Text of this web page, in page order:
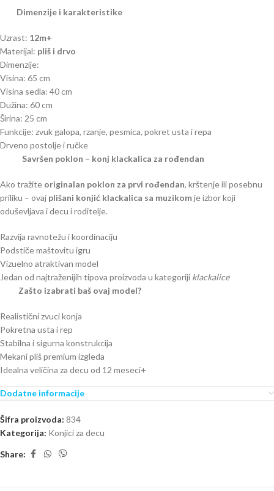
Dimenzije i karakteristike
Uzrast: 12m+
Materijal: pliš i drvo
Dimenzije:
Visina: 65 cm
Visina sedla: 40 cm
Dužina: 60 cm
Širina: 25 cm
Funkcije: zvuk galopa, rzanje, pesmica, pokret usta i repa
Drveno postolje i ručke
Savršen poklon – konj klackalica za rođendan
Ako tražite originalan poklon za prvi rođendan, krštenje ili posebnu
priliku – ovaj plišani konjić klackalica sa muzikomje izbor koji
oduševljava i decu i roditelje.
Razvija ravnotežu i koordinaciju
Podstiče maštovitu igru
Vizuelno atraktivan model
Jedan od najtraženijih tipova proizvoda u kategoriji klackalice
Zašto izabrati baš ovaj model?
Realistični zvuci konja
Pokretna usta i rep
Stabilna i sigurna konstrukcija
Mekani pliš premium izgleda
Idealna veličina za decu od 12 meseci+
Dodatne informacije
Šifra proizvoda: 834
Kategorija: Konjici za decu
Share: